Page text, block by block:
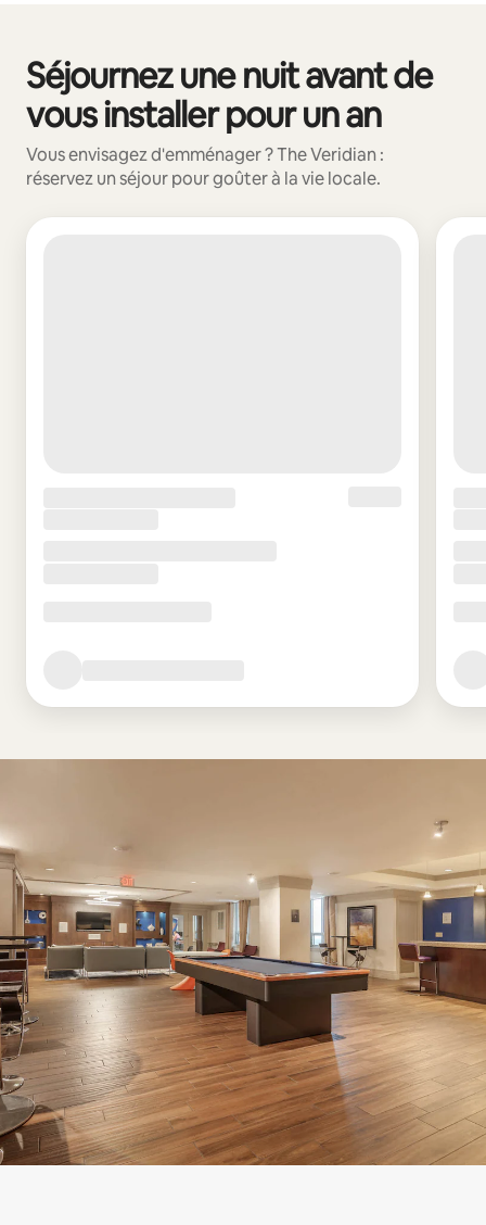
Séjournez une nuit avant de
vous installer pour un an
Vous envisagez d'emménager ? The Veridian :
réservez un séjour pour goûter à la vie locale.
0 sur 0 élément visible